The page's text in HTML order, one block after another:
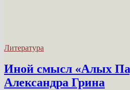
Литература
Иной смысл «Алых
Александра Грина